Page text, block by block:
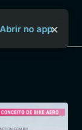
Abrir no app×